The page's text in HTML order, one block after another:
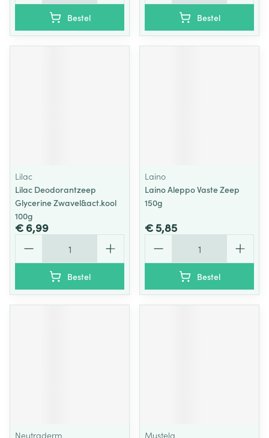
Bestel Bestel
Lilac
Lilac Deodorantzeep
Glycerine Zwavel&act.kool
100g
€ 6,99
Bestel
Laino
Laino Aleppo Vaste Zeep
150g
€ 5,85
Bestel
Neutraderm Mustela